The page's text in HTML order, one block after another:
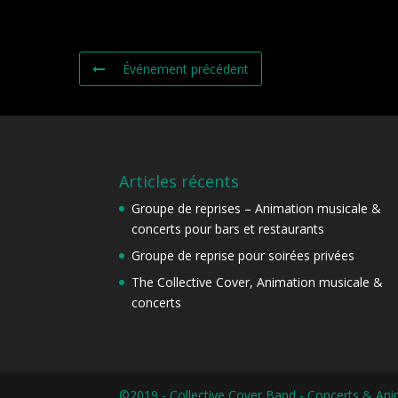
Événement précédent
Articles récents
Groupe de reprises – Animation musicale &
concerts pour bars et restaurants
Groupe de reprise pour soirées privées
The Collective Cover, Animation musicale &
concerts
©2019 - Collective Cover Band - Concerts &